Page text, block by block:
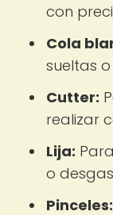
con
Cola
sueltas
Cutter:
realizar
Lija:
o
Pinceles: